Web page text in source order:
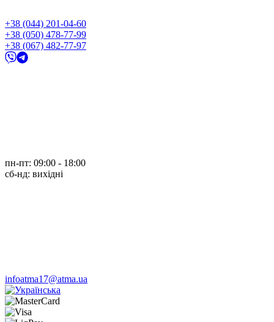
+38 (044) 201-04-60
+38 (050) 478-77-99
+38 (067) 482-77-97
пн-пт: 09:00 - 18:00
cб-нд: вихідні
infoatma17@atma.ua